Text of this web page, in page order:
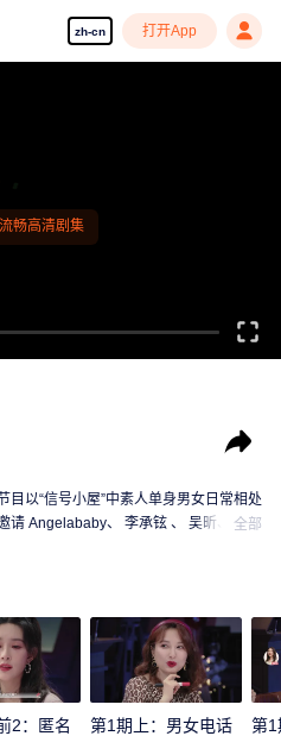
zh-cn 打开App
畅高清剧集
以“信号小屋”中素人单身男女日常相处
请 Angelababy、 李承铉 、 吴昕、 汪全部
2：匿名
第1期上：男女电话
第1